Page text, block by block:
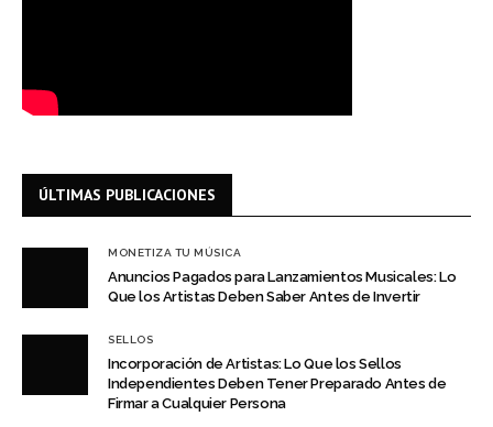
ÚLTIMAS PUBLICACIONES
MONETIZA TU MÚSICA
Anuncios Pagados para Lanzamientos Musicales: Lo
Que los Artistas Deben Saber Antes de Invertir
SELLOS
Incorporación de Artistas: Lo Que los Sellos
Independientes Deben Tener Preparado Antes de
Firmar a Cualquier Persona